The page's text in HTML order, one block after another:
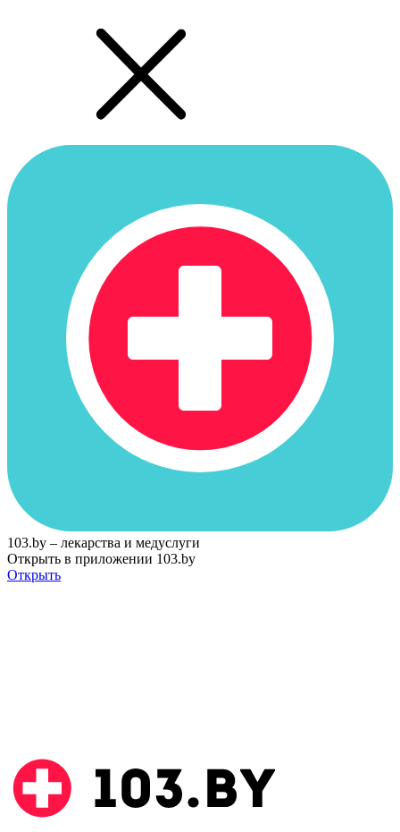
103.by – лекарства и медуслуги
Открыть в приложении 103.by
Открыть